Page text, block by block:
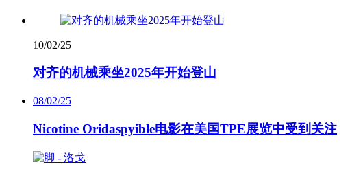
10/02/25
对齐的机械乘坐2025年开始登山
08/02/25
Nicotine Oridaspyible电影在美国TPE展览中受到关注